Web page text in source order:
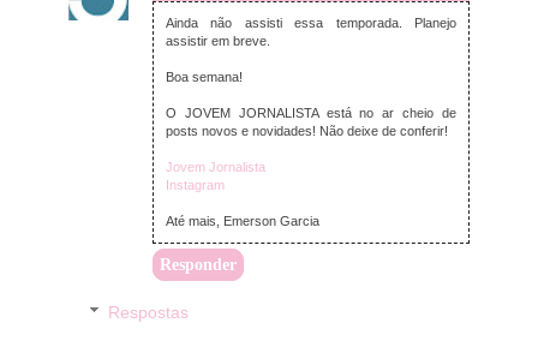
Ainda não assisti essa temporada. Planejo
assistir em breve.
Boa semana!
O JOVEM JORNALISTA está no ar cheio de
posts novos e novidades! Não deixe de conferir!
Jovem Jornalista
Instagram
Até mais, Emerson Garcia
Responder
Respostas